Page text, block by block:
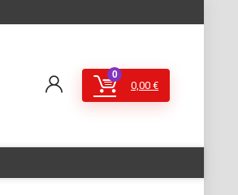
0
0,00 €